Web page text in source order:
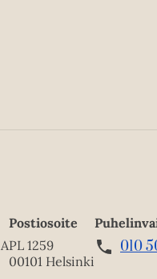
Postiosoite
PL 1259
00101 Helsinki
010